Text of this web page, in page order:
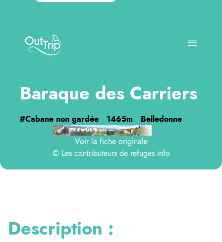
Outtrip
Open
Baraque des Carriers
#Cabane non gardée 1465m
Belledonne
Voir la fiche originale
© Les contributeurs de refuges.info
Description :